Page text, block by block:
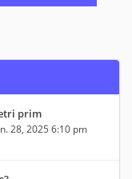
prim
28, 2025 6:10 pm